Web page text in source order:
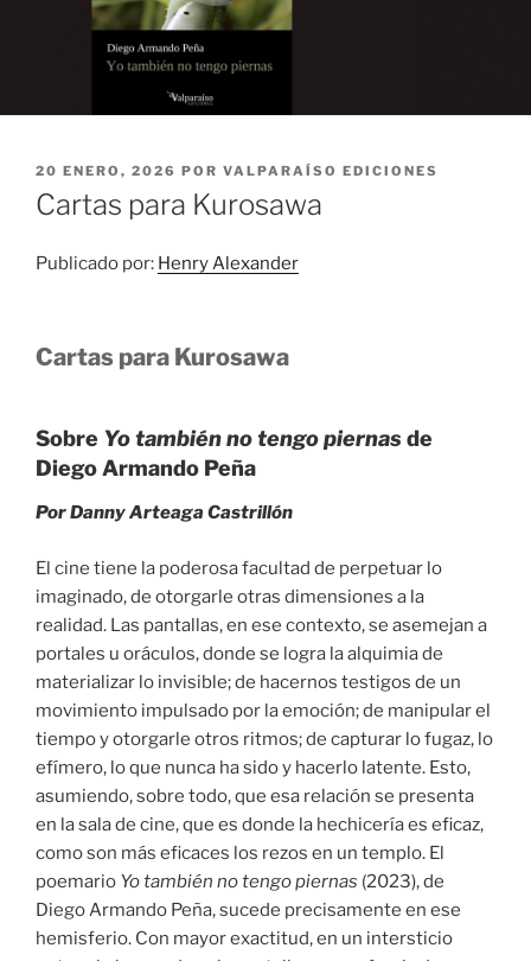
PUBLICADO
EL
20 ENERO, 2026 POR VALPARAÍSO EDICIONES
Cartas para Kurosawa
Publicado por: Henry Alexander
Cartas para Kurosawa
Sobre Yo también no tengo piernas de
Diego Armando Peña
Por Danny Arteaga Castrillón
El cine tiene la poderosa facultad de perpetuar lo
imaginado, de otorgarle otras dimensiones a la
realidad. Las pantallas, en ese contexto, se asemejan a
portales u oráculos, donde se logra la alquimia de
materializar lo invisible; de hacernos testigos de un
movimiento impulsado por la emoción; de manipular el
tiempo y otorgarle otros ritmos; de capturar lo fugaz, lo
efímero, lo que nunca ha sido y hacerlo latente. Esto,
asumiendo, sobre todo, que esa relación se presenta
en la sala de cine, que es donde la hechicería es eficaz,
como son más eficaces los rezos en un templo. El
poemario Yo también no tengo piernas (2023), de
Diego Armando Peña, sucede precisamente en ese
hemisferio. Con mayor exactitud, en un intersticio